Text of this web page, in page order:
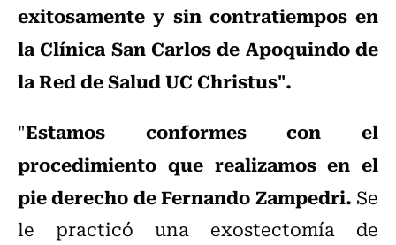
exitosamente y sin contratiempos en
la Clínica San Carlos de Apoquindo de
la Red de Salud UC Christus".
"Estamos conformes con el
procedimiento que realizamos en el
pie derecho de Fernando Zampedri. Se
le practicó una exostectomía de